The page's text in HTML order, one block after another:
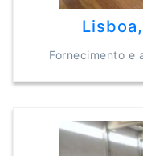
Fornecimento e